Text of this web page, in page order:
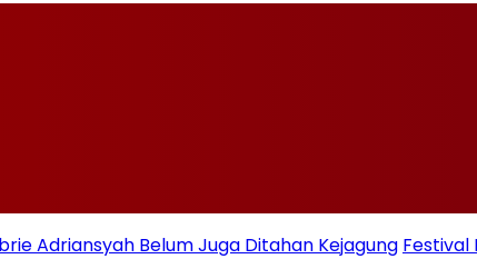
Adriansyah Belum Juga Ditahan Kejagung Festival